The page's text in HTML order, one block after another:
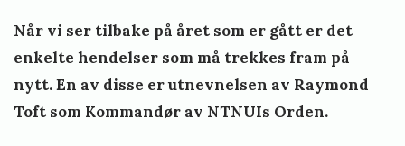
o
r
v
Når vi ser tilbake på året som er gått er det
enkelte hendelser som må trekkes fram på
nytt. En av disse er utnevnelsen av Raymond
Toft som Kommandør av NTNUIs Orden.